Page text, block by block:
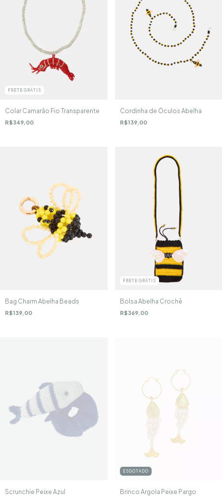
FRETE GRÁTIS
Colar Camarão Fio Transparente
R$349,00
Cordinha de Óculos Abelha
R$139,00
Bag Charm Abelha Beads
R$139,00
FRETE GRÁTIS
Bolsa Abelha Crochê
R$369,00
Scrunchie Peixe Azul
ESGOTADO
Brinco Argola Peixe Pargo